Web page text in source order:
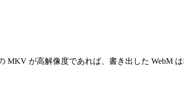
が高解像度であれば、書き出した WebM は